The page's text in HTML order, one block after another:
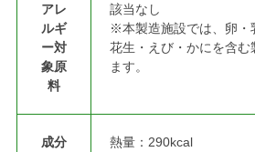
アレ
ルギ
ー対
象原
料
該当なし
※本製造施設では、卵・
花生・えび・かにを含む
ます。
成分
熱量：290kcal